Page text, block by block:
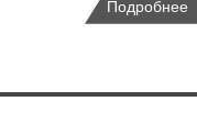
Подробнее